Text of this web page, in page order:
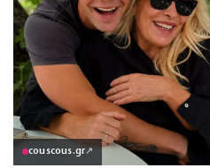
couscous.gr↗